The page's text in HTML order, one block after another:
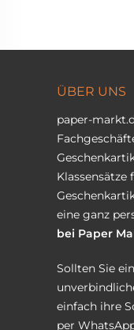
ÜBER UNS
paper-
eine ganz
bei Paper
Sollten Sie
einfach ihre
per